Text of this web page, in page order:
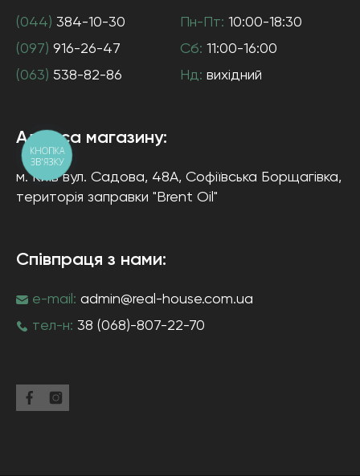
(044) 384-10-30
(097) 916-26-47
(063) 538-82-86
Пн-Пт: 10:00-18:30
Сб: 11:00-16:00
Нд: вихідний
Адреса магазину:
м. Київ вул. Садова, 48А, Софіївська Борщагівка,
територія заправки "Brent Oil"
Співпраця з нами:
e-mail: admin@real-house.com.ua
тел-н: 38 (068)-807-22-70
КНОПКА
ЗВ'ЯЗКУ